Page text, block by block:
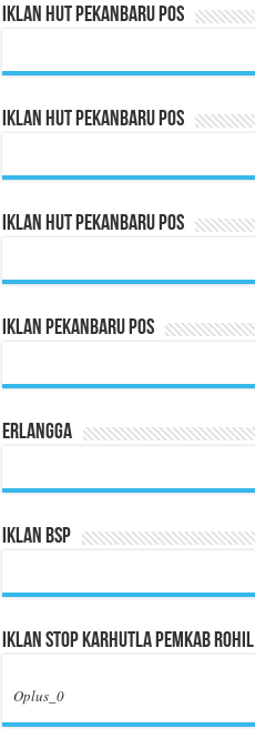
Iklan HUT Pekanbaru Pos
Iklan HUT Pekanbaru Pos
Iklan HUT Pekanbaru Pos
Iklan Pekanbaru Pos
Erlangga
Iklan BSP
Iklan Stop Karhutla Pemkab Rohil
Oplus_0